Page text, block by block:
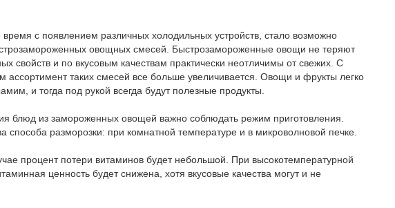
с появлением различных холодильных устройств, стало возможно
овощных смесей. Быстрозамороженные овощи не теряют
свойств и по вкусовым качествам практически неотличимы от свежих. С
ассортимент таких смесей все больше увеличивается. Овощи и фрукты легко
и тогда под рукой всегда будут полезные продукты.
блюд из замороженных овощей важно соблюдать режим приготовления.
способа разморозки: при комнатной температуре и в микроволновой печке.
процент потери витаминов будет небольшой. При высокотемпературной
ценность будет снижена, хотя вкусовые качества могут и не